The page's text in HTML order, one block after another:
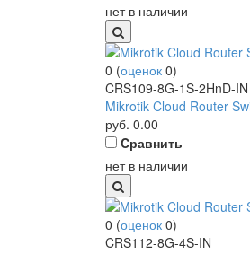
нет в наличии
0 (оценок 0)
CRS109-8G-1S-2HnD-IN
Mikrotik Cloud Router
руб. 0.00
Cравнить
нет в наличии
0 (оценок 0)
CRS112-8G-4S-IN